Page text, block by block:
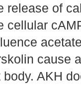
release of
cellular
cause
body. AKH